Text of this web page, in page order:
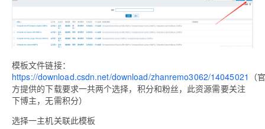
模板文件链接：
https://download.csdn.net/download/zhanremo3062/14045021 （
方提供的下载要求一共两个选择，积分和粉丝，此资源需要关注
下博主，无需积分）
选择一主机关联此模板